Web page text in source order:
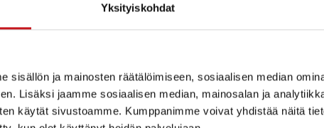
Yksityiskohdat
sisällön ja mainosten räätälöimiseen, sosiaalisen median
Lisäksi jaamme sosiaalisen median, mainosalan ja
käytät sivustoamme. Kumppanimme voivat yhdistää näitä
avoin
Suomi
klo 14 alkaen kunnanvirastolla. Tervetuloa seuraamaan